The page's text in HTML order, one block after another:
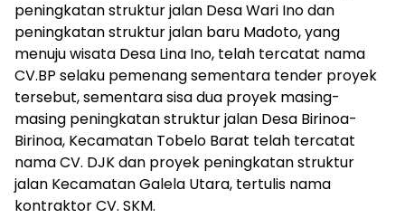
peningkatan struktur jalan Desa Wari Ino dan
peningkatan struktur jalan baru Madoto, yang
menuju wisata Desa Lina Ino, telah tercatat nama
CV.BP selaku pemenang sementara tender proyek
tersebut, sementara sisa dua proyek masing-
masing peningkatan struktur jalan Desa Birinoa-
Birinoa, Kecamatan Tobelo Barat telah tercatat
nama CV. DJK dan proyek peningkatan struktur
jalan Kecamatan Galela Utara, tertulis nama
kontraktor CV. SKM.